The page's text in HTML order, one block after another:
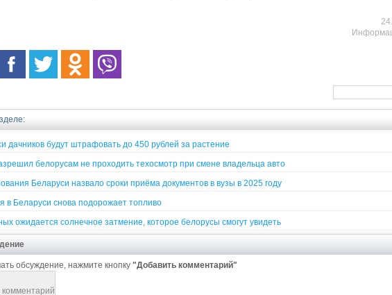
дачников будут штрафовать до 450 рублей за растение
белорусам не проходить техосмотр при смене владельца авто
Беларуси назвало сроки приёма документов в вузы в 2025 году
в Беларуси снова подорожает топливо
ожидается солнечное затмение, которое белорусы смогут увидеть
обсуждение, нажмите кнопку "Добавить комментарий"